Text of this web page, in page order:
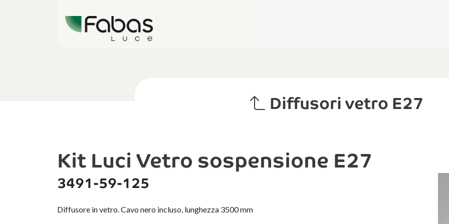
Diffusori vetro E27
Kit Luci Vetro sospensione E27
3491-59-125
Diffusore in vetro. Cavo nero incluso, lunghezza 3500 mm